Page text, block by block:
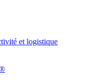
et logistique